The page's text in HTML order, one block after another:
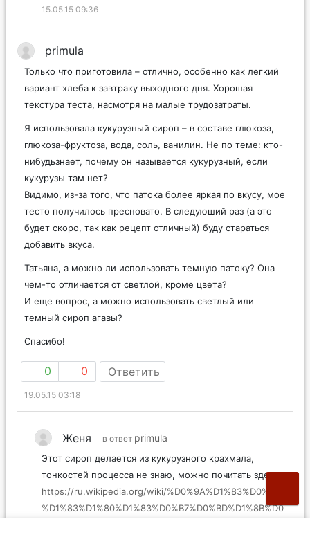
15.05.15 09:36
primula
Только что приготовила – отлично, особенно как легкий
вариант хлеба к завтраку выходного дня. Хорошая
текстура теста, насмотря на малые трудозатраты.
Я использовала кукурузный сироп – в составе глюкоза,
глюкоза-фруктоза, вода, соль, ванилин. Не по теме: кто-
нибудьзнает, почему он называется кукурузный, если
кукурузы там нет?
Видимо, из-за того, что патока более яркая по вкусу, мое
тесто получилось пресновато. В следуюший раз (а это
будет скоро, так как рецепт отличный) буду стараться
добавить вкуса.
Татьяна, а можно ли использовать темную патоку? Она
чем-то отличается от светлой, кроме цвета?
И еще вопрос, а можно использовать светлый или
темный сироп агавы?
Спасибо!
0 0 Ответить
19.05.15 03:18
Женя в ответ primula
Этот сироп делается из кукурузного крахмала,
тонкостей процесса не знаю, можно почитать здесь
https://ru.wikipedia.org/wiki/%D0%9A%D1%83%D0%BA
%D1%83%D1%80%D1%83%D0%B7%D0%BD%D1%8B%D0